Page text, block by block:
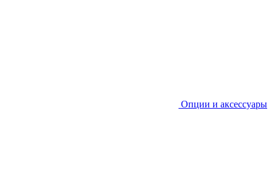
Опции и аксессуары